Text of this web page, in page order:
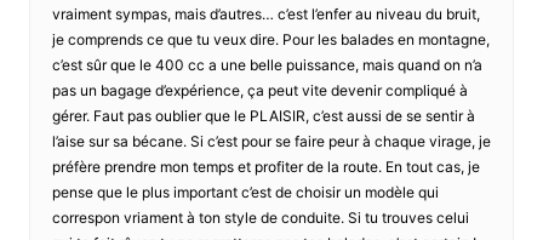
vraiment sympas, mais d’autres… c’est l’enfer au niveau du bruit,
je comprends ce que tu veux dire. Pour les balades en montagne,
c’est sûr que le 400 cc a une belle puissance, mais quand on n’a
pas un bagage d’expérience, ça peut vite devenir compliqué à
gérer. Faut pas oublier que le PLAISIR, c’est aussi de se sentir à
l’aise sur sa bécane. Si c’est pour se faire peur à chaque virage, je
préfère prendre mon temps et profiter de la route. En tout cas, je
pense que le plus important c’est de choisir un modèle qui
correspon vriament à ton style de conduite. Si tu trouves celui